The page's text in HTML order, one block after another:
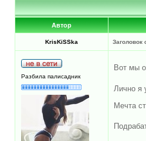
Автор
KrisKiSSka Заголовок
Разбила палисадник
Вот мы
Лично я
Мечта